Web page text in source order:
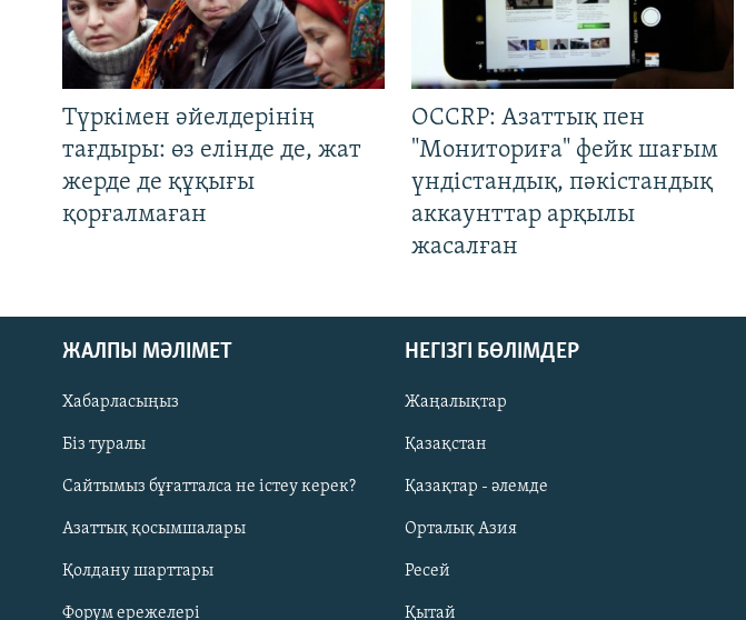
Русский
ЖАЗЫЛЫҢЫЗ
Түркімен әйелдерінің
тағдыры: өз елінде де, жат
жерде де құқығы
қорғалмаған
OCCRP: Азаттық пен
"Мониториға" фейк шағым
үндістандық, пәкістандық
аккаунттар арқылы
жасалған
ЖАЛПЫ МӘЛІМЕТ
Хабарласыңыз
Біз туралы
Сайтымыз бұғатталса не істеу керек?
Азаттық қосымшалары
Қолдану шарттары
Форум ережелері
НЕГІЗГІ БӨЛІМДЕР
Жаңалықтар
Қазақстан
Қазақтар - әлемде
Орталық Азия
Ресей
Қытай